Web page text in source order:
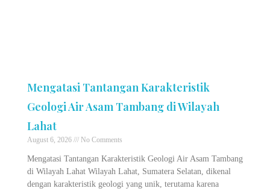
Mengatasi Tantangan Karakteristik
Geologi Air Asam Tambang di Wilayah
Lahat
August 6, 2026 No Comments
Mengatasi Tantangan Karakteristik Geologi Air Asam Tambang
di Wilayah Lahat Wilayah Lahat, Sumatera Selatan, dikenal
dengan karakteristik geologi yang unik, terutama karena